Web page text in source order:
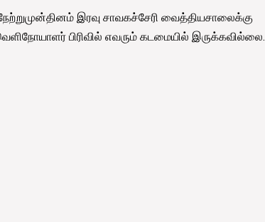
இரவு சாவகச்சேரி வைத்தியசாலைக்கு
பிரிவில் எவரும் கடமையில் இருக்கவில்லை.